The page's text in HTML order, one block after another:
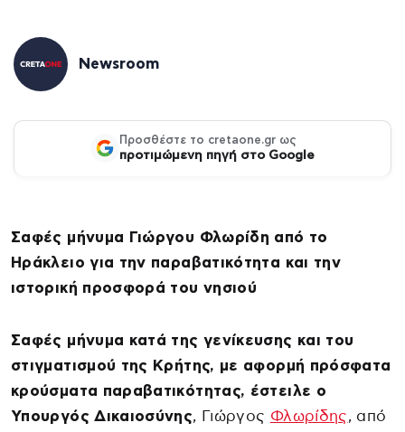
Newsroom
Προσθέστε το cretaone.gr ως
προτιμώμενη πηγή στο Google
Σαφές μήνυμα Γιώργου Φλωρίδη από το
Ηράκλειο για την παραβατικότητα και την
ιστορική προσφορά του νησιού
Σαφές μήνυμα κατά της γενίκευσης και του
στιγματισμού της Κρήτης, με αφορμή πρόσφατα
κρούσματα παραβατικότητας, έστειλε ο
Υπουργός Δικαιοσύνης, Γιώργος Φλωρίδης, από